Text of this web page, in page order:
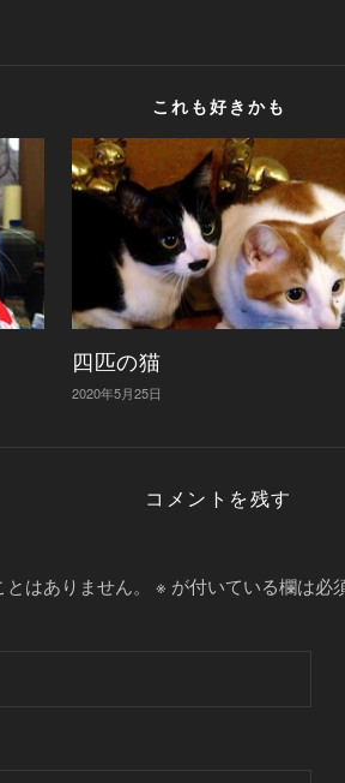
これも好きかも
四匹の猫
2020年5月25日
コメントを残す
はありません。 ※ が付いている欄は必